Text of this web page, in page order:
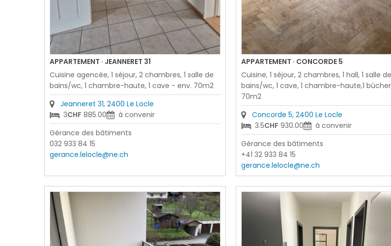
APPARTEMENT · JEANNERET 31
Cuisine agencée, 1 séjour, 2 chambres, 1 salle de
bains/wc, 1 chambre-haute, 1 cave - env. 70m2
Jeanneret 31, 2400 Le Locle
3CHF 885.00
à convenir
Gérance des bâtiments
032 933 84 15
gerance.lelocle@ne.ch
APPARTEMENT · CONCORDE 5
Cuisine, 1 séjour, 2 chambres, 1 hall, 1 salle de
bains/wc, 1 cave, 1 chambre-haute,1
70m2
Concorde 5, 2400 Le Locle
3.5CHF 930.00
à convenir
Gérance des bâtiments
+41 32 933 84 15
gerance.lelocle@ne.ch